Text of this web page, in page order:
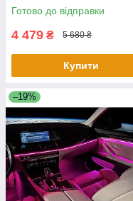
Готово до відправки
4 479 ₴ 5 680 ₴
Купити
–19%